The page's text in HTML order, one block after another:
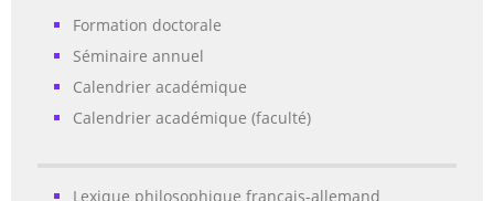
Formation doctorale
Séminaire annuel
Calendrier académique
Calendrier académique (faculté)
Lexique philosophique français-allemand